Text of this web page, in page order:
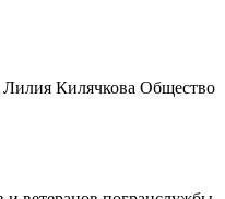
Килячкова Общество